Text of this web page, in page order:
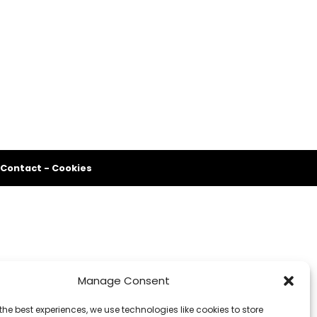
Manage Consent
best experiences, we use technologies like cookies to store
Contact - Cookies